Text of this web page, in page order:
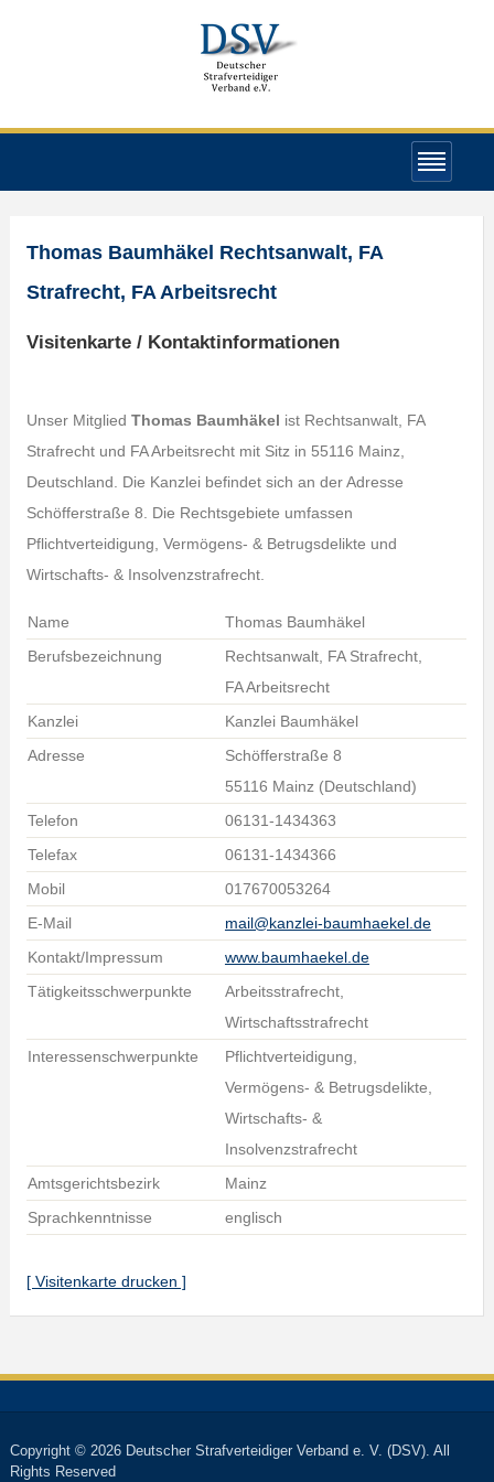
Thomas Baumhäkel Rechtsanwalt, FA
Strafrecht, FA Arbeitsrecht
Visitenkarte / Kontaktinformationen
Unser Mitglied Thomas Baumhäkel ist Rechtsanwalt, FA
Strafrecht und FA Arbeitsrecht mit Sitz in 55116 Mainz,
Deutschland. Die Kanzlei befindet sich an der Adresse
Schöfferstraße 8. Die Rechtsgebiete umfassen
Pflichtverteidigung, Vermögens- & Betrugsdelikte und
Wirtschafts- & Insolvenzstrafrecht.
Name
Thomas Baumhäkel
Berufsbezeichnung
Rechtsanwalt, FA Strafrecht,
FA Arbeitsrecht
Kanzlei
Kanzlei Baumhäkel
Adresse
Schöfferstraße 8
55116 Mainz (Deutschland)
Telefon
06131-1434363
Telefax
06131-1434366
Mobil
017670053264
E-Mail
mail@kanzlei-baumhaekel.de
Kontakt/Impressum
www.baumhaekel.de
Tätigkeitsschwerpunkte
Arbeitsstrafrecht,
Wirtschaftsstrafrecht
Interessenschwerpunkte
Pflichtverteidigung,
Vermögens- & Betrugsdelikte,
Wirtschafts- &
Insolvenzstrafrecht
Amtsgerichtsbezirk
Mainz
Sprachkenntnisse
englisch
[ Visitenkarte drucken ]
Copyright © 2026 Deutscher Strafverteidiger Verband e. V. (DSV). All
Rights Reserved